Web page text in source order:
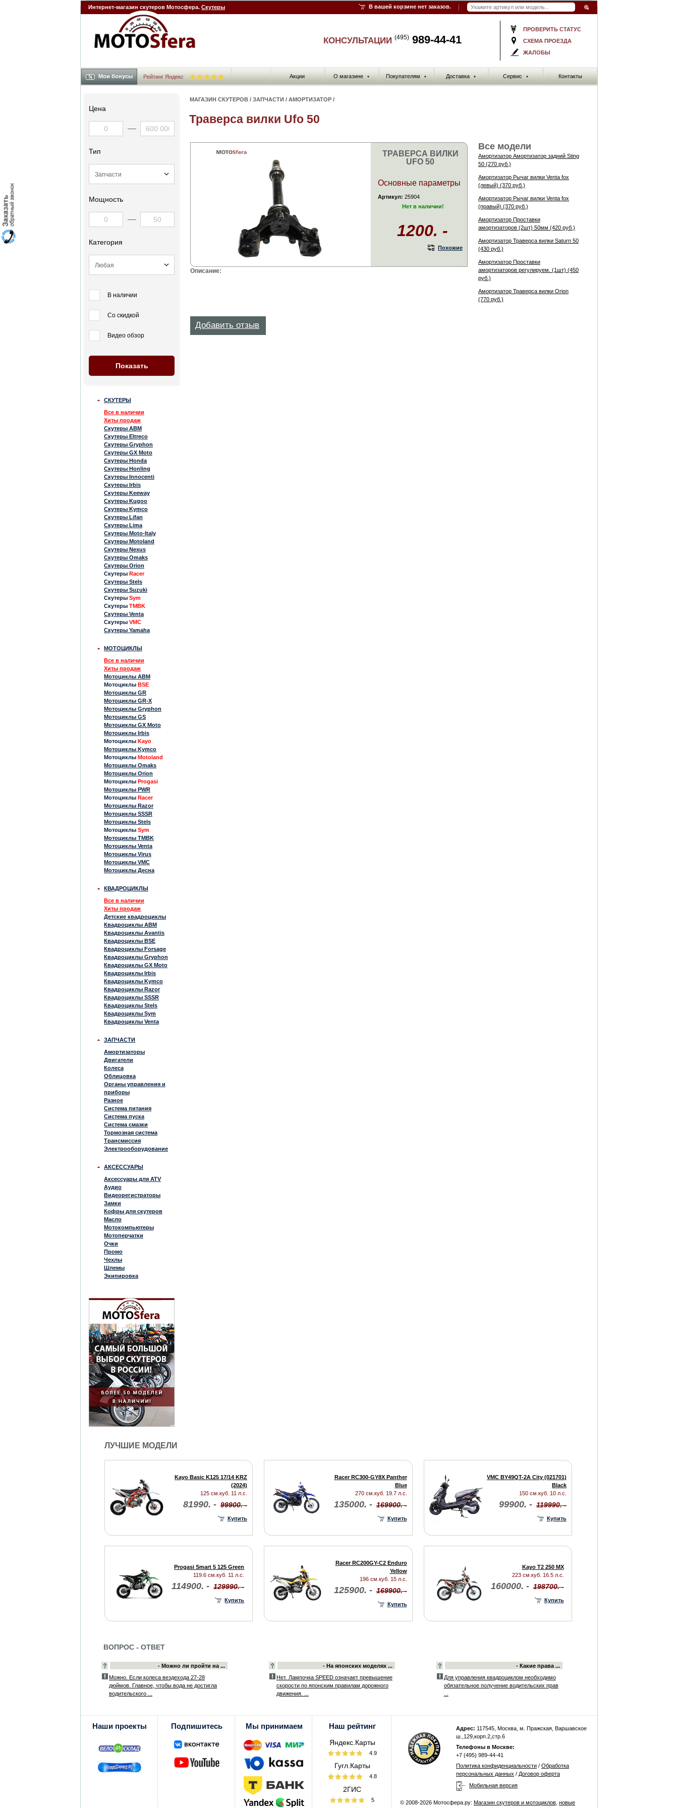
Интернет-магазин скутеров Мотосфера. Скутеры В вашей корзине нет заказов.
ПРОВЕРИТЬ СТАТУС
СХЕМА ПРОЕЗДА
ЖАЛОБЫ
КОНСУЛЬТАЦИИ (495) 989-44-41
Акции О магазине ▼ Покупателям ▼ Доставка ▼ Сервис ▼ Контакты
Мои бонусы Рейтинг Яндекс
Цена
Тип
Мощность
Категория
В наличии
Со скидкой
Видео обзор
СКУТЕРЫ
Все в наличии
Хиты продаж
Скутеры ABM
Скутеры Eltreco
Скутеры Gryphon
Скутеры GX Moto
Скутеры Honda
Скутеры Honling
Скутеры Innocenti
Скутеры Irbis
Скутеры Keeway
Скутеры Kugoo
Скутеры Kymco
Скутеры Lifan
Скутеры Lima
Скутеры Moto-Italy
Скутеры Motoland
Скутеры Nexus
Скутеры Omaks
Скутеры Orion
Скутеры Racer
Скутеры Stels
Скутеры Suzuki
Скутеры Sym
Скутеры TMBK
Скутеры Venta
Скутеры VMC
Скутеры Yamaha
МОТОЦИКЛЫ
Все в наличии
Хиты продаж
Мотоциклы ABM
Мотоциклы BSE
Мотоциклы GR
Мотоциклы GR-X
Мотоциклы Gryphon
Мотоциклы GS
Мотоциклы GX Moto
Мотоциклы Irbis
Мотоциклы Kayo
Мотоциклы Kymco
Мотоциклы Motoland
Мотоциклы Omaks
Мотоциклы Orion
Мотоциклы Progasi
Мотоциклы PWR
Мотоциклы Racer
Мотоциклы Razor
Мотоциклы SSSR
Мотоциклы Stels
Мотоциклы Sym
Мотоциклы TMBK
Мотоциклы Venta
Мотоциклы Virus
Мотоциклы VMC
Мотоциклы Десна
КВАДРОЦИКЛЫ
Все в наличии
Хиты продаж
Детские квадроциклы
Квадроциклы ABM
Квадроциклы Avantis
Квадроциклы BSE
Квадроциклы Forsage
Квадроциклы Gryphon
Квадроциклы GX Moto
Квадроциклы Irbis
Квадроциклы Kymco
Квадроциклы Razor
Квадроциклы SSSR
Квадроциклы Stels
Квадроциклы Sym
Квадроциклы Venta
ЗАПЧАСТИ
Амортизаторы
Двигатели
Колеса
Облицовка
Органы управления и
приборы
Разное
Система питания
Система пуска
Система смазки
Тормозная система
Трансмиссия
Электрооборудование
АКСЕССУАРЫ
Аксессуары для ATV
Аудио
Видеорегистраторы
Замки
Кофры для скутеров
Масло
Мотокомпьютеры
Мотоперчатки
Очки
Промо
Чехлы
Шлемы
Экипировка
МАГАЗИН СКУТЕРОВ / ЗАПЧАСТИ / АМОРТИЗАТОР /
Траверса вилки Ufo 50
ТРАВЕРСА ВИЛКИ
UFO 50
Основные параметры
Артикул: 25904
Нет в наличии!
1200. -
Похожие
Все модели
Амортизатор Амортизатор задний Sting
50 (270 руб.)
Амортизатор Рычаг вилки Venta fox
(левый) (370 руб.)
Амортизатор Рычаг вилки Venta fox
(правый) (370 руб.)
Амортизатор Проставки
амортизаторов (2шт) 50мм (420 руб.)
Амортизатор Траверса вилки Saturn 50
(430 руб.)
Амортизатор Проставки
амортизаторов регулируем. (1шт) (450
руб.)
Амортизатор Траверса вилки Orion
(770 руб.)
Описание:
Добавить отзыв
ЛУЧШИЕ МОДЕЛИ
Kayo Basic K125 17/14 KRZ
(2024)
125 см.куб. 11 л.с.
81990. - 99900. -
Купить
Racer RC300-GY8X Panther
Blue
270 см.куб. 19.7 л.с.
135000. - 169900. -
Купить
VMC BY49QT-2A City (021701)
Black
150 см.куб. 10 л.с.
99900. - 119990. -
Купить
Progasi Smart 5 125 Green
119.6 см.куб. 11 л.с.
114900. - 129990. -
Купить
Racer RC200GY-C2 Enduro
Yellow
196 см.куб. 15 л.с.
125900. - 169900. -
Купить
Kayo T2 250 MX
223 см.куб. 16.5 л.с.
160000. - 198700. -
Купить
ВОПРОС - ОТВЕТ
- Можно ли пройти на ...
Можно. Если колеса вездехода 27-28
дюймов. Главное, чтобы вода не достигла
водительского ...
- На японских моделях ...
Нет. Лампочка SPEED означает превышение
скорости по японским правилам дорожного
движения. ...
- Какие права ...
Для управления квадроциклом необходимо
обязательное получение водительских прав
Наши проекты Подпишитесь Мы принимаем Наш рейтинг
Яндекс.Карты
4.9
Гугл.Карты
4.8
2ГИС
5
Адрес: 117545, Москва, м. Пражская, Варшавское
ш.,129,корп.2,стр.6
Телефоны в Москве:
+7 (495) 989-44-41
Политика конфиденциальности / Обработка
персональных данных / Договор оферта
Мобильная версия
© 2008-2026 Мотосфера.ру: Магазин скутеров и мотоциклов новые